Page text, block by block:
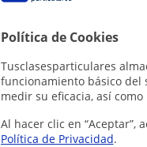
Política de Cookies
Tusclasesparticulares
funcionamiento básico del
medir su eficacia, así
Al hacer clic en “Aceptar”,
Política de Privacidad.